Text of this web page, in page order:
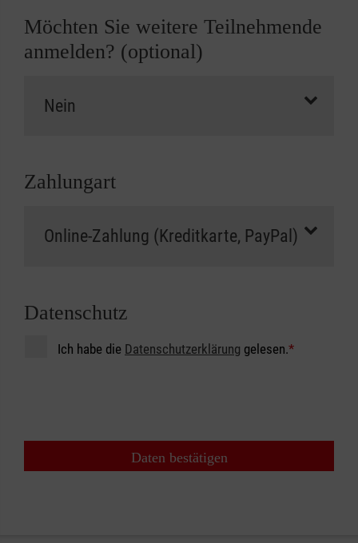
Möchten Sie weitere Teilnehmende
anmelden? (optional)
Zahlungart
Datenschutz
Ich habe die Datenschutzerklärung gelesen.*
Daten bestätigen